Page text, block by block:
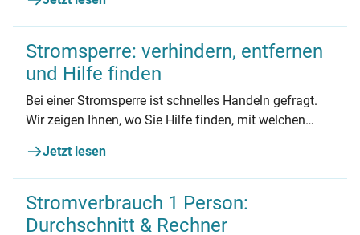
die Zahlen bedeuten und worauf es ankommt.
Stromsperre: verhindern, entfernen
und Hilfe finden
Bei einer Stromsperre ist schnelles Handeln gefragt.
Wir zeigen Ihnen, wo Sie Hilfe finden, mit welchen
Stromsperre vermeiden.
Jetzt lesen
Stromverbrauch 1 Person:
Durchschnitt & Rechner